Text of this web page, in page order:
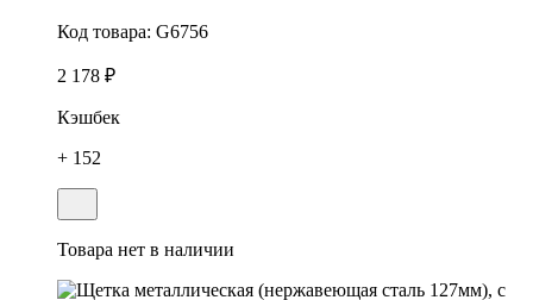
Код товара: G6756
2 178 ₽
Кэшбек
+ 152
Товара нет в наличии